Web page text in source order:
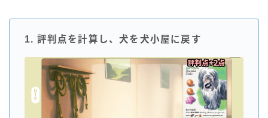
1. 評判点を計算し、犬を犬小屋に戻す